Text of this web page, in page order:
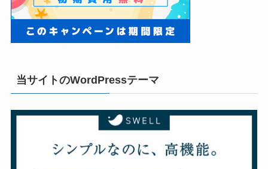
当サイトのWordPressテーマ